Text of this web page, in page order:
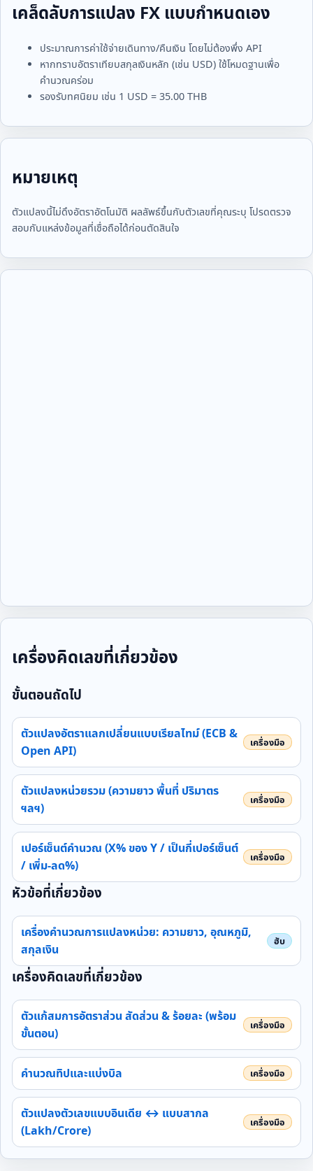
เคล็ดลับการแปลง FX แบบกำหนดเอง
ประมาณการค่าใช้จ่ายเดินทาง/คืนเงิน โดยไม่ต้องพึ่ง API
หากทราบอัตราเทียบสกุลเงินหลัก (เช่น USD) ใช้โหมดฐานเพื่อ
คำนวณคร่อม
รองรับทศนิยม เช่น 1 USD = 35.00 THB
หมายเหตุ
ตัวแปลงนี้ไม่ดึงอัตราอัตโนมัติ ผลลัพธ์ขึ้นกับตัวเลขที่คุณระบุ โปรดตรวจ
สอบกับแหล่งข้อมูลที่เชื่อถือได้ก่อนตัดสินใจ
เครื่องคิดเลขที่เกี่ยวข้อง
ขั้นตอนถัดไป
ตัวแปลงอัตราแลกเปลี่ยนแบบเรียลไทม์ (ECB &
Open API)
ตัวแปลงหน่วยรวม (ความยาว พื้นที่ ปริมาตร
ฯลฯ)
เปอร์เซ็นต์คำนวณ (X% ของ Y / เป็นกี่เปอร์เซ็นต์
/ เพิ่ม‑ลด%)
หัวข้อที่เกี่ยวข้อง
เครื่องคำนวณการแปลงหน่วย: ความยาว, อุณหภูมิ,
สกุลเงิน
เครื่องคิดเลขที่เกี่ยวข้อง
ตัวแก้สมการอัตราส่วน สัดส่วน & ร้อยละ (พร้อม
ขั้นตอน)
คำนวณทิปและแบ่งบิล
ตัวแปลงตัวเลขแบบอินเดีย ↔ แบบสากล
(Lakh/Crore)